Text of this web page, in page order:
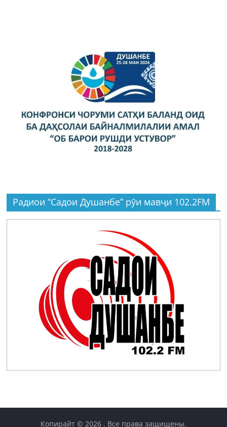
Радиои “Садои Душанбе” рӯи мавҷи 102.2FM
Копирайт © 2026 . Все права защищены.